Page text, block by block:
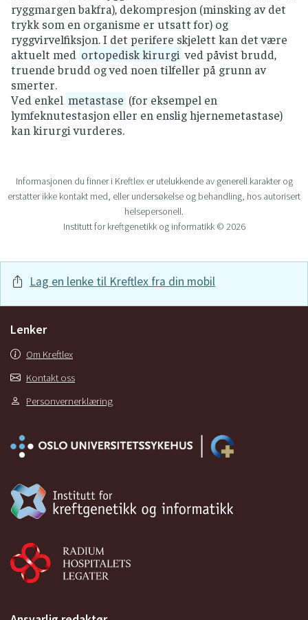
ryggmargen bakfra), dekompresjon (minsking av det
trykk som en organisme er utsatt for) og
ryggvirvelfiksjon. I det perifere skjelett kan det være
aktuelt med ortopedisk kirurgi ved påvist brudd,
truende brudd og ved noen tilfeller på grunn av
smerter.
Ved enkel metastase (for eksempel en
lymfeknutestasjon eller en enslig hjernemetastase)
kan kirurgi vurderes.
Informasjonen du finner i Kreftlex er utelukkende av generell karakter og
erstatter ikke kontakt med, eller undersøkelse og behandling, hos autorisert
helsepersonell.
Institutt for kreftgenetikk og informatikk © 2026
Lag en lenke til Kreftlex fra din mobil
Lenker
Om Kreftlex
Kontakt oss
Personvernerklæring